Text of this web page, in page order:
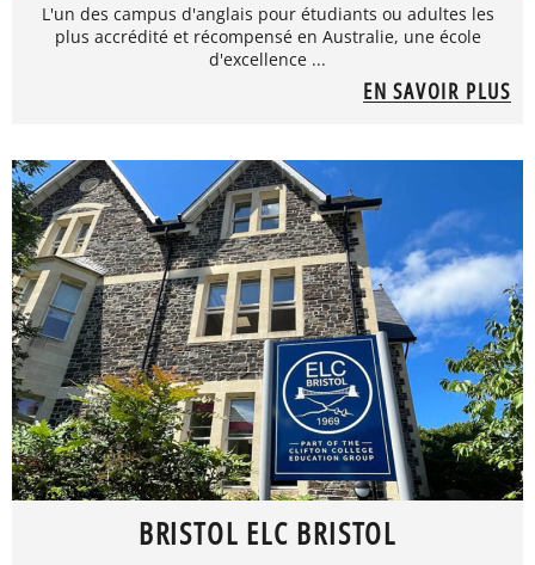
L'un des campus d'anglais pour étudiants ou adultes les
plus accrédité et récompensé en Australie, une école
d'excellence ...
EN SAVOIR PLUS
BRISTOL ELC BRISTOL